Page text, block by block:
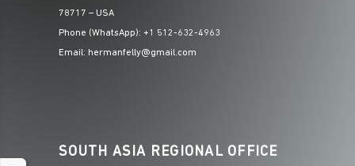
78717 – USA
Phone (WhatsApp): +1 512-632-4963
Email: hermanfelly@gmail.com
SOUTH ASIA REGIONAL OFFICE